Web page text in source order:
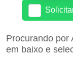
Procurando por
em baixo e